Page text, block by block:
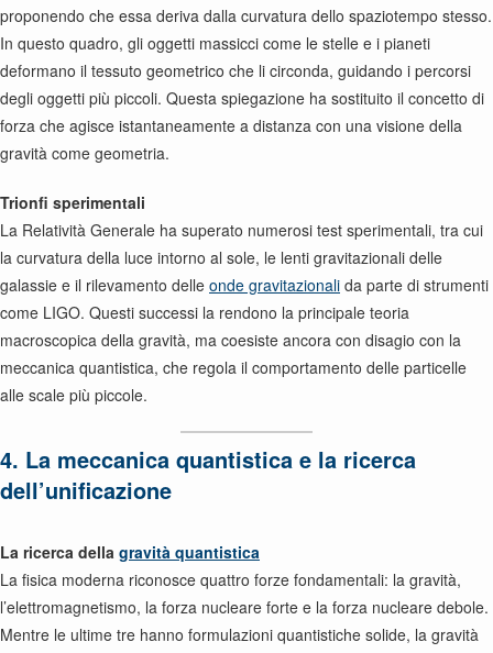
proponendo che essa deriva dalla curvatura dello spaziotempo stesso.
In questo quadro, gli oggetti massicci come le stelle e i pianeti
deformano il tessuto geometrico che li circonda, guidando i percorsi
degli oggetti più piccoli. Questa spiegazione ha sostituito il concetto di
forza che agisce istantaneamente a distanza con una visione della
gravità come geometria.
Trionfi sperimentali
La Relatività Generale ha superato numerosi test sperimentali, tra cui
la curvatura della luce intorno al sole, le lenti gravitazionali delle
galassie e il rilevamento delle onde gravitazionali da parte di strumenti
come LIGO. Questi successi la rendono la principale teoria
macroscopica della gravità, ma coesiste ancora con disagio con la
meccanica quantistica, che regola il comportamento delle particelle
alle scale più piccole.
4. La meccanica quantistica e la ricerca
dell’unificazione
La ricerca della gravità quantistica
La fisica moderna riconosce quattro forze fondamentali: la gravità,
l’elettromagnetismo, la forza nucleare forte e la forza nucleare debole.
Mentre le ultime tre hanno formulazioni quantistiche solide, la gravità